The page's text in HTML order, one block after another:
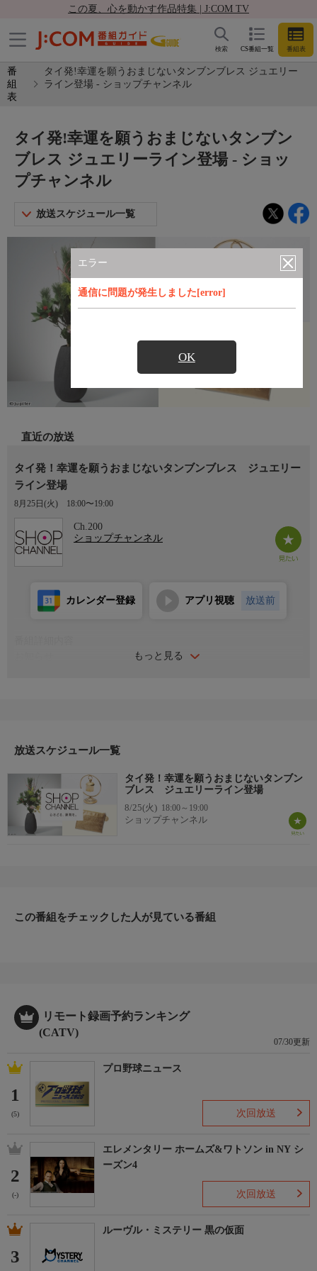
この夏、心を動かす作品特集 | J:COM TV
CS番組一覧 番組表
検索
番
組
表
タイ発!幸運を願うおまじないタンブンブレス ジュエリー
ライン登場 - ショップチャンネル
エラー
通信に問題が発生しました[error]
OK
タイ発!幸運を願うおまじないタンブン
ブレス ジュエリーライン登場 - ショッ
プチャンネル
放送スケジュール一覧
直近の放送
タイ発！幸運を願うおまじないタンブンブレス ジュエリー
ライン登場
8月25日(火) 18:00〜19:00
Ch.200
ショップチャンネル
もっと見る
カレンダー登録 アプリ視聴 放送前
＊ライブ放送につき、番組および商品内容に変更が生じる場合も
ＨＰ：https://www.shopch.jp
放送スケジュール一覧
タイ発！幸運を願うおまじないタンブン
ブレス ジュエリーライン登場
8/25(火) 18:00～19:00
ショップチャンネル
この番組をチェックした人が見ている番組
リモート録画予約ランキング
(CATV)
07/30更新
1
(5)
プロ野球ニュース
次回放送
2
(-)
エレメンタリー ホームズ&ワトソン in NY シ
ーズン4
次回放送
3
ルーヴル・ミステリー 黒の仮面